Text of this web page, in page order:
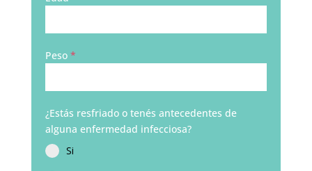
Peso *
¿Estás resfriado o tenés antecedentes de
alguna enfermedad infecciosa?
Si